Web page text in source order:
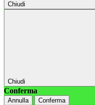
Chiudi
Chiudi
Conferma
Annulla Conferma